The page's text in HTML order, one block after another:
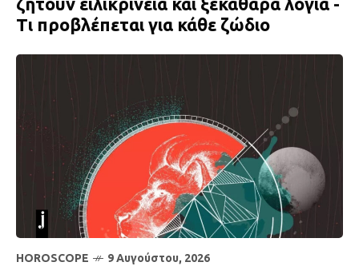
Τι προβλέπεται για κάθε ζώδιο
HOROSCOPE 9 Αυγούστου, 2026